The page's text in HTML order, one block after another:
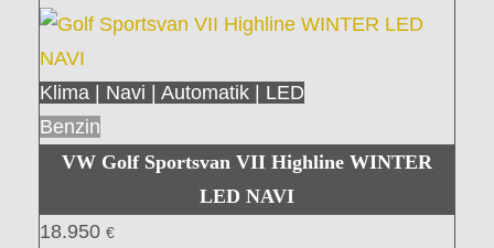
Klima | Navi | Automatik | LED
Benzin
VW Golf Sportsvan VII Highline WINTER
LED NAVI
18.950 €